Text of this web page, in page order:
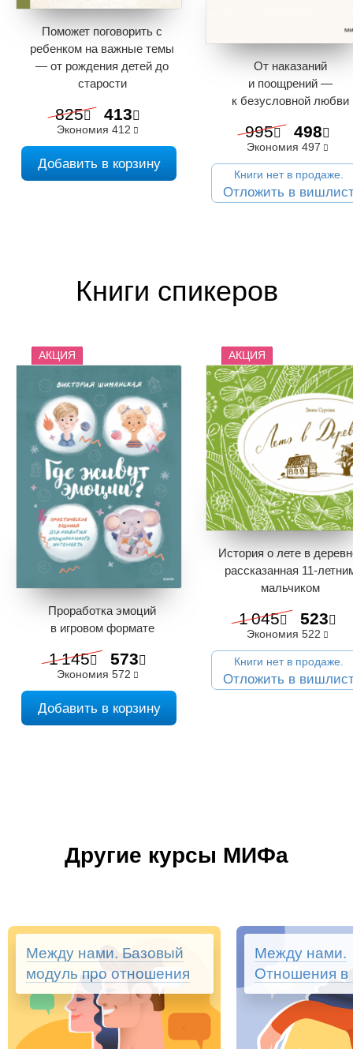
Поможет поговорить с
ребенком на важные темы
— от рождения детей до
старости
825 413
Экономия 412
Добавить в корзину
От наказаний
и поощрений —
к безусловной любви
995 498
Экономия 497
Книги нет в продаже.
Отложить в
Книги спикеров
АКЦИЯ
Проработка эмоций
в игровом формате
1 145 573
Экономия 572
Добавить в корзину
АКЦИЯ
История о лете в
рассказанная 11-
мальчиком
1 045 523
Экономия 522
Книги нет в продаже.
Отложить в
Другие курсы МИФа
Между нами. Базовый
модуль про отношения
Между нами.
Отношения в